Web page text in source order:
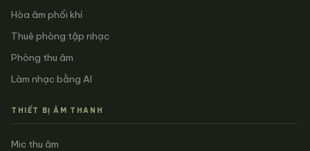
Hòa âm phối khí
Thuê phòng tập nhạc
Phòng thu âm
Làm nhạc bằng AI
THIẾT BỊ ÂM THANH
Mic thu âm